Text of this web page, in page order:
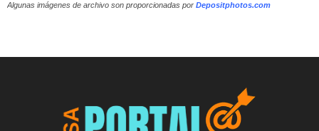
Algunas imágenes de archivo son proporcionadas por Depositphotos.com